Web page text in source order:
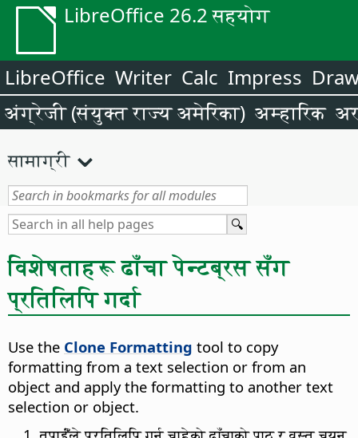
LibreOffice 26.2 सहयोग
LibreOffice Writer Calc Impress
अंग्रेजी (संयुक्त राज्य अमेरिका) अम्हारिक
सामाग्री
विशेषताहरू ढाँचा पेन्टब्रस सँग
प्रतिलिपि गर्दा
Use the Clone Formatting tool to copy
formatting from a text selection or from an
object and apply the formatting to another text
selection or object.